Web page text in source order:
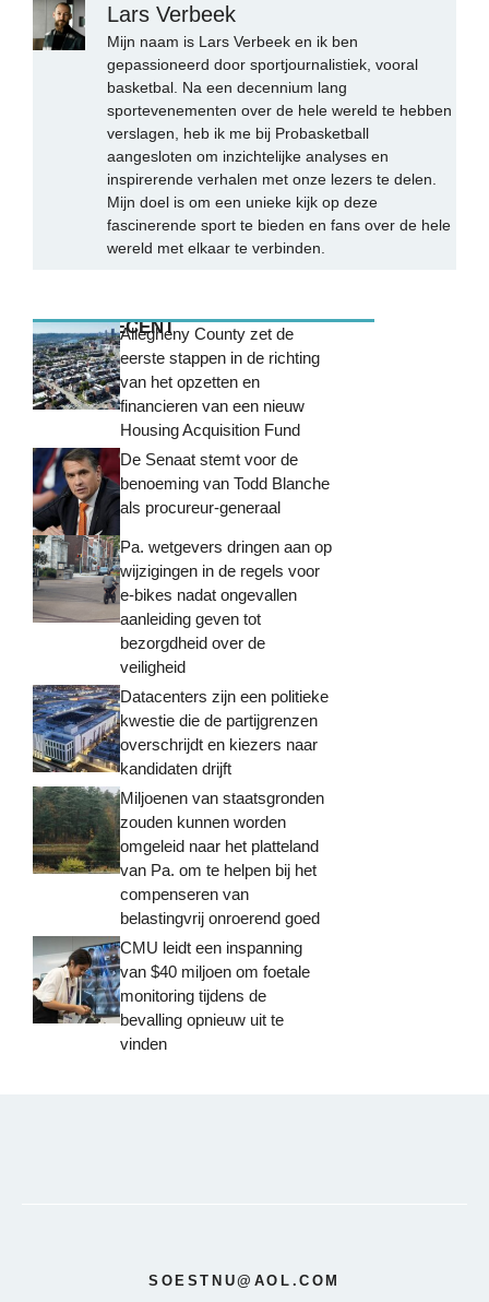
Lars Verbeek
Mijn naam is Lars Verbeek en ik ben
gepassioneerd door sportjournalistiek, vooral
basketbal. Na een decennium lang
sportevenementen over de hele wereld te hebben
verslagen, heb ik me bij Probasketball
aangesloten om inzichtelijke analyses en
inspirerende verhalen met onze lezers te delen.
Mijn doel is om een unieke kijk op deze
fascinerende sport te bieden en fans over de hele
wereld met elkaar te verbinden.
MEEST RECENTAllegheny County zet de
eerste stappen in de richting
van het opzetten en
financieren van een nieuw
Housing Acquisition Fund
De Senaat stemt voor de
benoeming van Todd Blanche
als procureur-generaal
Pa. wetgevers dringen aan op
wijzigingen in de regels voor
e-bikes nadat ongevallen
aanleiding geven tot
bezorgdheid over de
veiligheid
Datacenters zijn een politieke
kwestie die de partijgrenzen
overschrijdt en kiezers naar
kandidaten drijft
Miljoenen van staatsgronden
zouden kunnen worden
omgeleid naar het platteland
van Pa. om te helpen bij het
compenseren van
belastingvrij onroerend goed
CMU leidt een inspanning
van $40 miljoen om foetale
monitoring tijdens de
bevalling opnieuw uit te
vinden
SOESTNU@AOL.COM